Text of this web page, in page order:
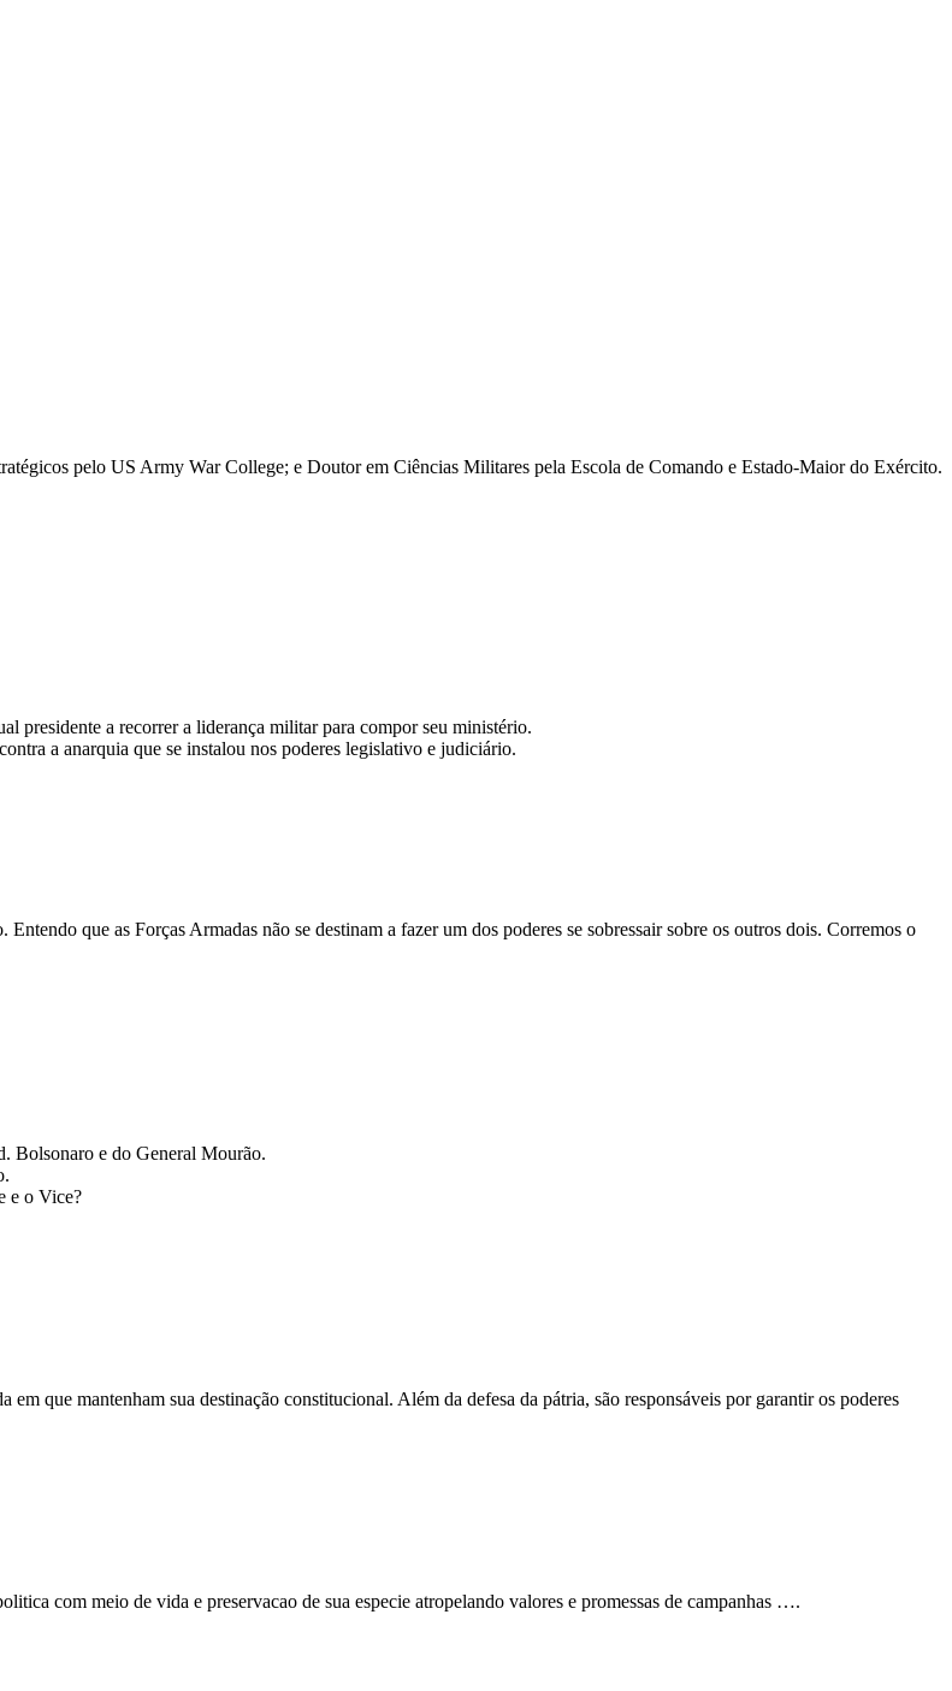
pelo US Army War College; e Doutor em Ciências Militares pela Escola de Comando e Estado-Maior do Exército.
presidente a recorrer a liderança militar para compor seu ministério.
a anarquia que se instalou nos poderes legislativo e judiciário.
que as Forças Armadas não se destinam a fazer um dos poderes se sobressair sobre os outros dois. Corremos o
Bolsonaro e do General Mourão.
e o Vice?
que mantenham sua destinação constitucional. Além da defesa da pátria, são responsáveis por garantir os poderes
com meio de vida e preservacao de sua especie atropelando valores e promessas de campanhas ….